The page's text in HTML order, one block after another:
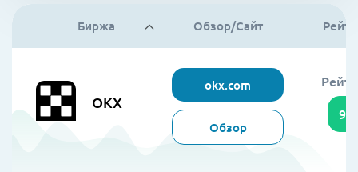
Биржа Обзор/Сайт
OKX
okx.com
Обзор
95